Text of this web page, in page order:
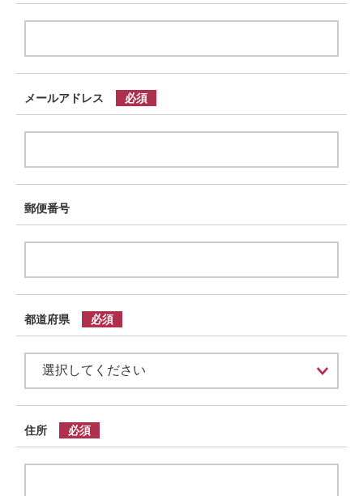
メールアドレス
郵便番号
都道府県
住所